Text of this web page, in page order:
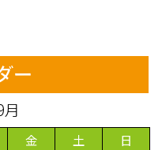
ー
金 土 日